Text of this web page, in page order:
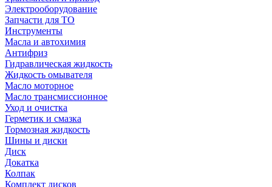
Электрооборудование
Запчасти для ТО
Инструменты
Масла и автохимия
Антифриз
Гидравлическая жидкость
Жидкость омывателя
Масло моторное
Масло трансмиссионное
Уход и очистка
Герметик и смазка
Тормозная жидкость
Шины и диски
Диск
Докатка
Колпак
Комплект дисков